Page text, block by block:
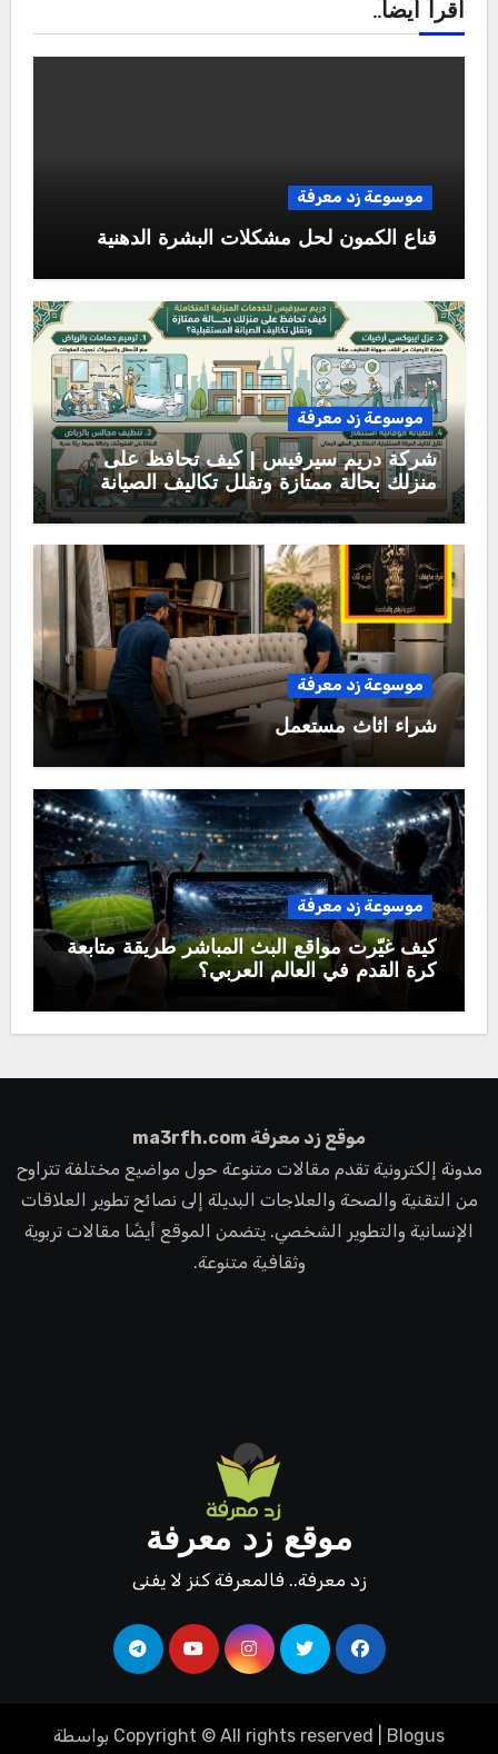
اقرأ أيضاً..
موسوعة زد معرفة
قناع الكمون لحل مشكلات البشرة الدهنية
موسوعة زد معرفة
شركة دريم سيرفيس | كيف تحافظ على
منزلك بحالة ممتازة وتقلل تكاليف الصيانة
المستقبلية؟
موسوعة زد معرفة
شراء اثاث مستعمل
موسوعة زد معرفة
كيف غيّرت مواقع البث المباشر طريقة متابعة
كرة القدم في العالم العربي؟
موقع زد معرفة ma3rfh.com
مدونة إلكترونية تقدم مقالات متنوعة حول مواضيع مختلفة تتراوح
من التقنية والصحة والعلاجات البديلة إلى نصائح تطوير العلاقات
الإنسانية والتطوير الشخصي. يتضمن الموقع أيضًا مقالات تربوية
وثقافية متنوعة.
موقع زد معرفة
زد معرفة.. فالمعرفة كنز لا يفنى
Copyright © All rights reserved Blogus بواسطة